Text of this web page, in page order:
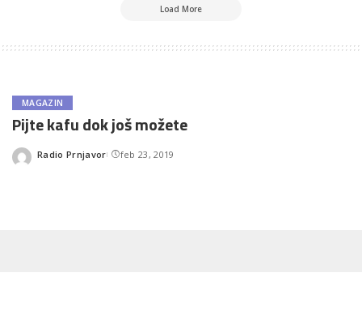
Load More
MAGAZIN
Pijte kafu dok još možete
Posted
Radio Prnjavor feb 23, 2019